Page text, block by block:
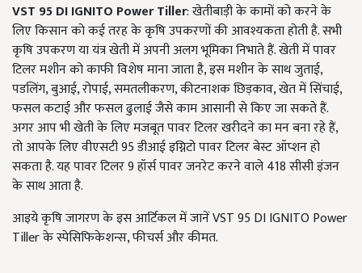
VST 95 DI IGNITO Power Tiller: खेतीबाड़ी के कामों को करने के
लिए किसान को कई तरह के कृषि उपकरणों की आवश्यकता होती है. सभी
कृषि उपकरण या यंत्र खेती में अपनी अलग भूमिका निभाते हैं. खेती में पावर
टिलर मशीन को काफी विशेष माना जाता है, इस मशीन के साथ जुताई,
पडलिंग, बुआई, रोपाई, समतलीकरण, कीटनाशक छिड़काव, खेत में सिंचाई,
फसल कटाई और फसल ढुलाई जैसे काम आसानी से किए जा सकते हैं.
अगर आप भी खेती के लिए मजबूत पावर टिलर खरीदने का मन बना रहे हैं,
तो आपके लिए वीएसटी 95 डीआई इग्निटो पावर टिलर बेस्ट ऑप्शन हो
सकता है. यह पावर टिलर 9 हॉर्स पावर जनरेट करने वाले 418 सीसी इंजन
के साथ आता है.
आइये कृषि जागरण के इस आर्टिकल में जानें VST 95 DI IGNITO Power
Tiller के स्पेसिफिकेशन्स, फीचर्स और कीमत.